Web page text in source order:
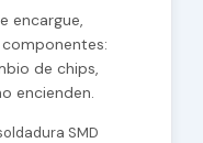
encargue,
de chips,
encienden.
SMD